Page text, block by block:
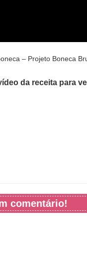
– Projeto Boneca
da receita para
comentário!